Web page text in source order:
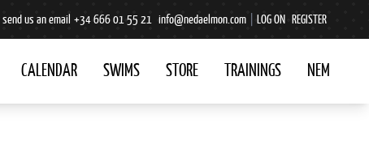
us an email +34 666 01 55 21 info@nedaelmon.com LOG ON REGISTER
CALENDAR SWIMS STORE TRAININGS NEM